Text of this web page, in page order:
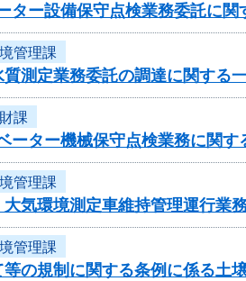
ー設備保守点検業務委託に関
管理課
測定業務委託の調達に関する
課
ーター機械保守点検業務に関す
管理課
気環境測定車維持管理運行業
管理課
の規制に関する条例に係る土